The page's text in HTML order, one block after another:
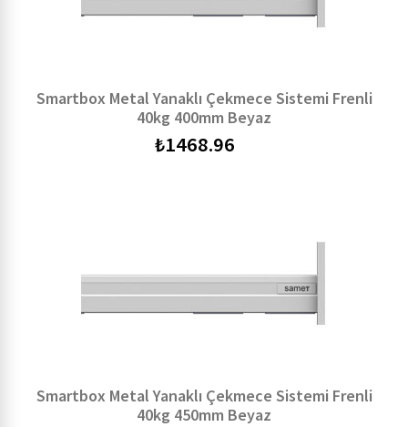
Smartbox Metal Yanaklı Çekmece Sistemi Frenli
40kg 400mm Beyaz
₺1468.96
Smartbox Metal Yanaklı Çekmece Sistemi Frenli
40kg 450mm Beyaz